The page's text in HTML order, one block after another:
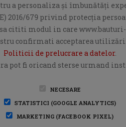
a personaliza și îmbunătăți
679 privind protecția
cititi modul in care
confirmati acceptarea
Politicii de prelucrare a datelor.
pot fi oricand sterse urmand
NECESARE
STATISTICI (GOOGLE ANALYTICS)
MARKETING (FACEBOOK PIXEL)